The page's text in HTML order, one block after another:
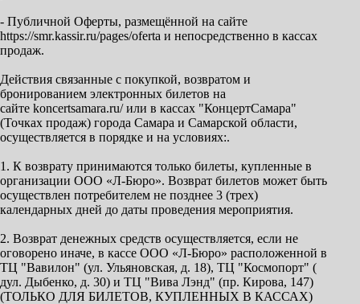
- Публичной Оферты, размещённой на сайте
https://smr.kassir.ru/pages/oferta и непосредственно в кассах
продаж.
Действия связанные с покупкой, возвратом и
бронированием электронных билетов на
сайте koncertsamara.ru/ или в кассах "КонцертСамара"
(Точках продаж) города Самара и Самарской области,
осуществляется в порядке и на условиях:.
1. К возврату принимаются только билеты, купленные в
организации ООО «Л-Бюро». Возврат билетов может быть
осуществлен потребителем не позднее 3 (трех)
календарных дней до даты проведения мероприятия.
2. Возврат денежных средств осуществляется, если не
оговорено иначе, в кассе ООО «Л-Бюро» расположенной в
ТЦ "Вавилон" (ул. Ульяновская, д. 18), ТЦ "Космопорт" (
дул. Дыбенко, д. 30) и ТЦ "Вива Лэнд" (пр. Кирова, 147)
(ТОЛЬКО ДЛЯ БИЛЕТОВ, КУПЛЕННЫХ В КАССАХ)